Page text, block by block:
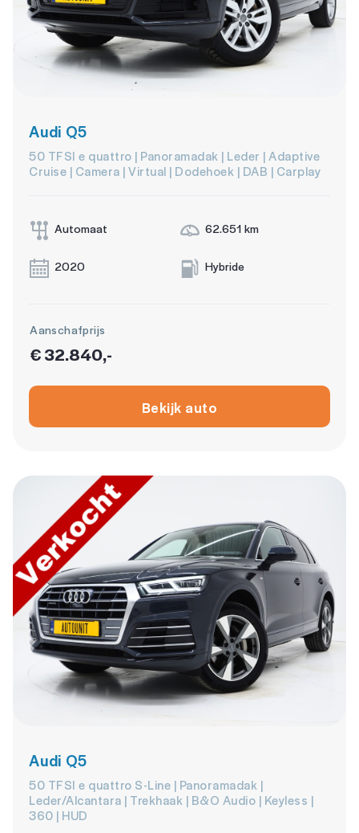
Audi Q5
50 TFSI e quattro | Panoramadak | Leder | Adaptive
Cruise | Camera | Virtual | Dodehoek | DAB | Carplay
Automaat 62.651 km
2020 Hybride
Aanschafprijs
€ 32.840,-
Bekijk auto
Audi Q5
50 TFSI e quattro S-Line | Panoramadak |
Leder/Alcantara | Trekhaak | B&O Audio | Keyless |
360 | HUD